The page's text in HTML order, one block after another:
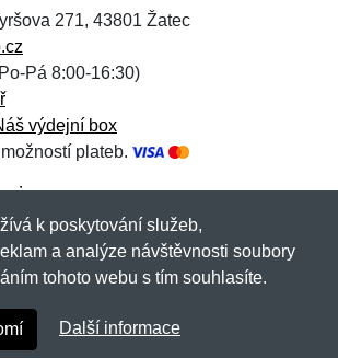
271, 43801 Žatec
Pá 8:00-16:30)
výdejní box
plateb.
2026 (19 let s vámi)Netnakup.cz
vyhrazena.
k poskytování služeb,
a analýze návštěvnosti soubory
tohoto webu s tím souhlasíte.
Další informace